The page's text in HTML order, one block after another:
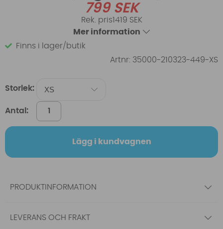
799SEK
1419 SEK
Mer information
Finns i lager/butik
Artnr: 35000-210323-449-XS
Storlek:
Antal:
Lägg i kundvagnen
PRODUKTINFORMATION
LEVERANS OCH FRAKT